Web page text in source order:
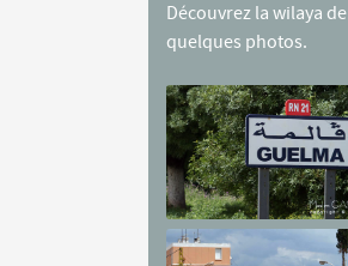
Découvrez la wilaya de
quelques photos.